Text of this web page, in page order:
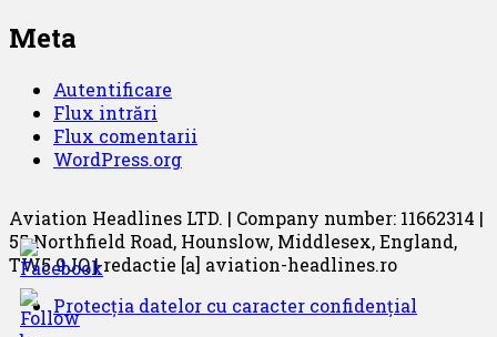
Meta
Autentificare
Flux intrări
Flux comentarii
WordPress.org
Aviation Headlines LTD. | Company number: 11662314 |
55 Northfield Road, Hounslow, Middlesex, England,
TW5 9JQ | redactie [a] aviation-headlines.ro
Protecția datelor cu caracter confidențial